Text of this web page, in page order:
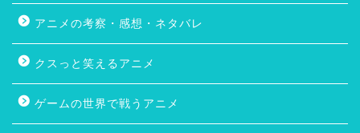
アニメの考察・感想・ネタバレ
クスっと笑えるアニメ
ゲームの世界で戦うアニメ